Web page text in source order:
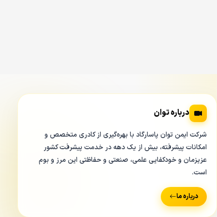
درباره توان
شرکت ایمن توان پاسارگاد با بهره‌گیری از کادری متخصص و
امکانات پیشرفته، بیش از یک دهه در خدمت پیشرفت کشور
عزیزمان و خودکفایی علمی، صنعتی و حفاظتی این مرز و بوم
است.
درباره ما